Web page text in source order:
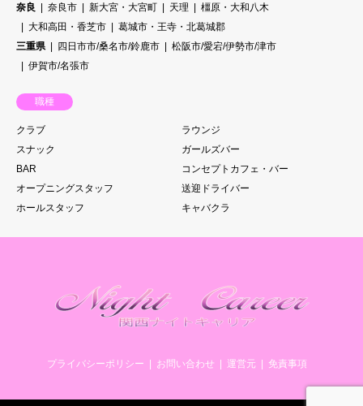
奈良
奈良市 新大宮・大宮町 天理
橿原・大和八木
大和高田・香芝市
葛城市・王寺・北葛城郡
三重県
四日市市/桑名市/鈴鹿市
松阪市/愛宕/伊勢市/津市
伊賀市/名張市
職種
クラブ
ラウンジ
スナック
ガールズバー
BAR
コンセプトカフェ・バー
オープニングスタッフ
送迎ドライバー
ホールスタッフ
キャバクラ
プライバシーポリシー お問い合わせ 運営元 免責事項